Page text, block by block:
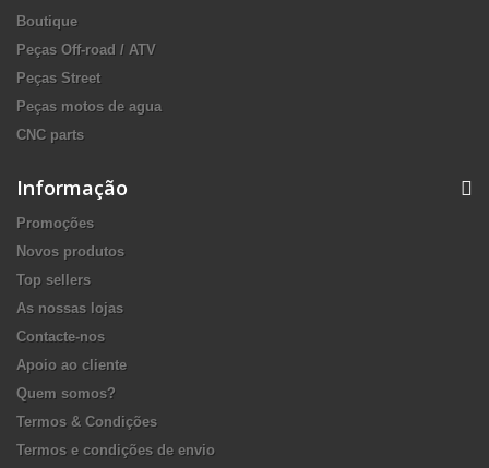
Boutique
Peças Off-road / ATV
Peças Street
Peças motos de agua
CNC parts
Informação
Promoções
Novos produtos
Top sellers
As nossas lojas
Contacte-nos
Apoio ao cliente
Quem somos?
Termos & Condições
Termos e condições de envio